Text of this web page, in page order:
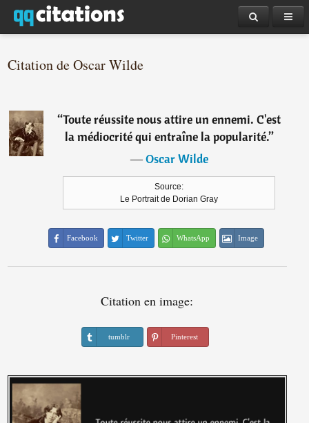
Citation de Oscar Wilde
“Toute réussite nous attire un ennemi. C'est
la médiocrité qui entraîne la popularité.”
―Oscar Wilde
Source:
Le Portrait de Dorian Gray
Facebook Twitter WhatsApp Image
Citation en image:
tumblr Pinterest